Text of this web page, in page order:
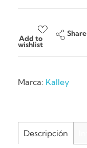
Add to
wishlist
Share
Marca: Kalley
Descripción